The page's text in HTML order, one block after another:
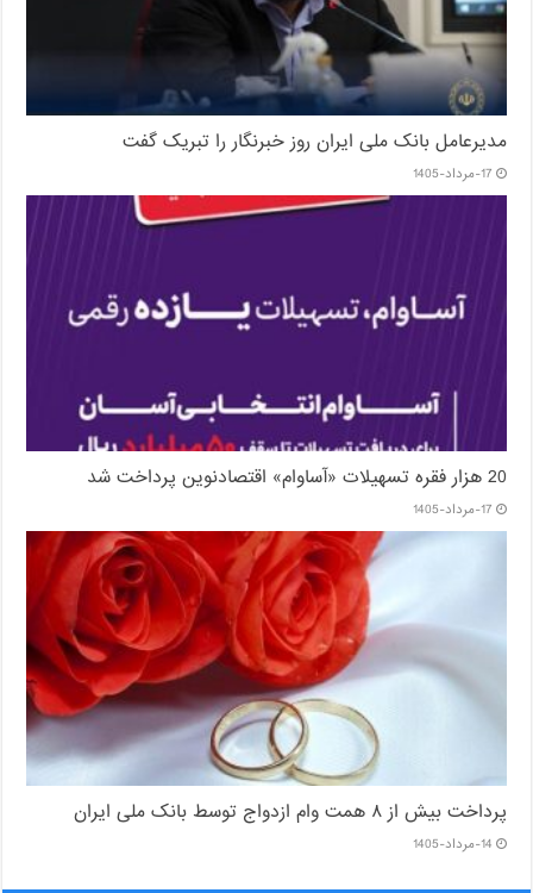
مدیرعامل بانک ملی ایران روز خبرنگار را تبریک گفت
17-مرداد-1405
20 هزار فقره تسهیلات «آساوام» اقتصادنوین پرداخت شد
17-مرداد-1405
پرداخت بیش از ۸ همت وام ازدواج توسط بانک ملی ایران
14-مرداد-1405